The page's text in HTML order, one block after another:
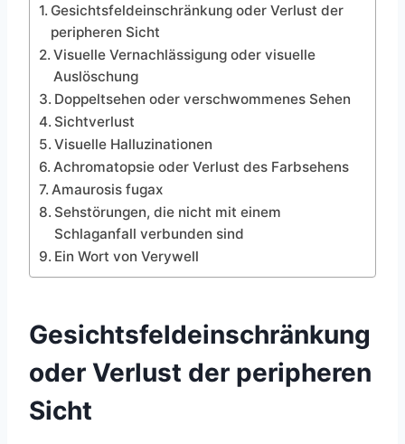
Gesichtsfeldeinschränkung oder Verlust der
peripheren Sicht
Visuelle Vernachlässigung oder visuelle
Auslöschung
Doppeltsehen oder verschwommenes Sehen
Sichtverlust
Visuelle Halluzinationen
Achromatopsie oder Verlust des Farbsehens
Amaurosis fugax
Sehstörungen, die nicht mit einem
Schlaganfall verbunden sind
Ein Wort von Verywell
Gesichtsfeldeinschränkung
oder Verlust der peripheren
Sicht